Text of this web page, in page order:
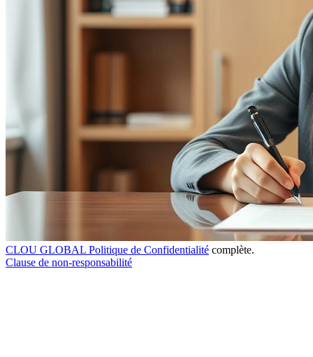
CLOU GLOBAL Politique de Confidentialité complète.
Clause de non-responsabilité